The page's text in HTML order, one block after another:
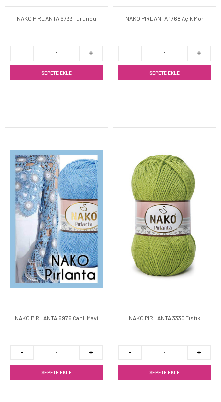
NAKO PIRLANTA 6733 Turuncu
SEPETE EKLE
NAKO PIRLANTA 1768 Açık Mor
SEPETE EKLE
NAKO PIRLANTA 6976 Canlı Mavi
SEPETE EKLE
NAKO PIRLANTA 3330 Fıstık
SEPETE EKLE